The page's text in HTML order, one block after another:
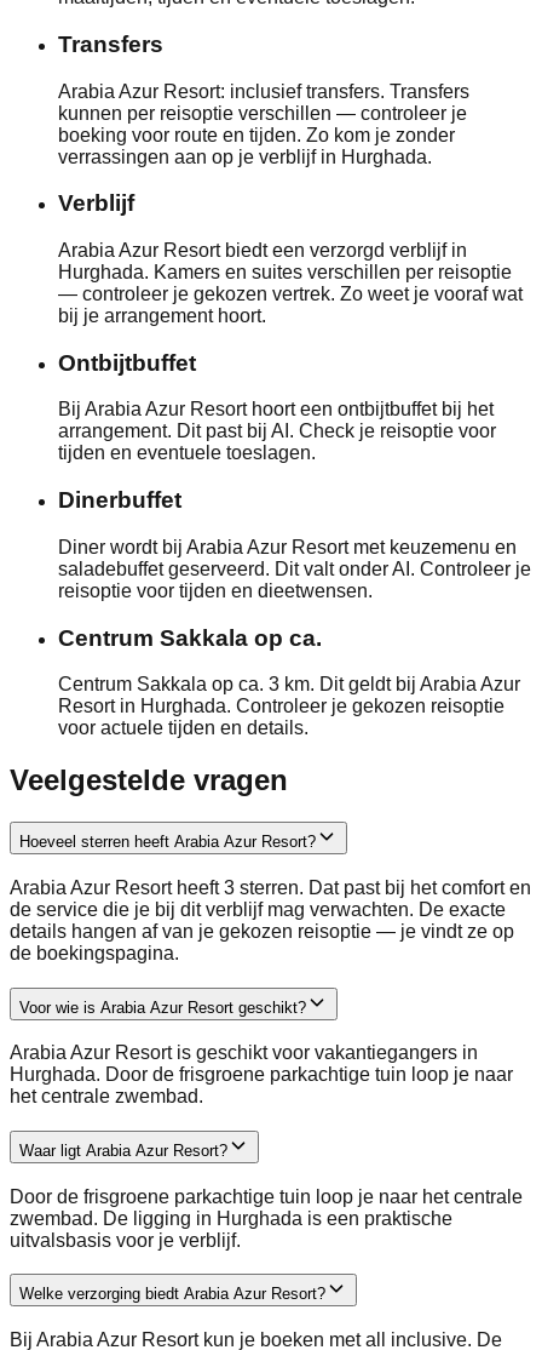
Transfers
Arabia Azur Resort: inclusief transfers. Transfers
kunnen per reisoptie verschillen — controleer je
boeking voor route en tijden. Zo kom je zonder
verrassingen aan op je verblijf in Hurghada.
Verblijf
Arabia Azur Resort biedt een verzorgd verblijf in
Hurghada. Kamers en suites verschillen per reisoptie
— controleer je gekozen vertrek. Zo weet je vooraf wat
bij je arrangement hoort.
Ontbijtbuffet
Bij Arabia Azur Resort hoort een ontbijtbuffet bij het
arrangement. Dit past bij AI. Check je reisoptie voor
tijden en eventuele toeslagen.
Dinerbuffet
Diner wordt bij Arabia Azur Resort met keuzemenu en
saladebuffet geserveerd. Dit valt onder AI. Controleer je
reisoptie voor tijden en dieetwensen.
Centrum Sakkala op ca.
Centrum Sakkala op ca. 3 km. Dit geldt bij Arabia Azur
Resort in Hurghada. Controleer je gekozen reisoptie
voor actuele tijden en details.
Veelgestelde vragen
Hoeveel sterren heeft Arabia Azur Resort?
Arabia Azur Resort heeft 3 sterren. Dat past bij het comfort en
de service die je bij dit verblijf mag verwachten. De exacte
details hangen af van je gekozen reisoptie — je vindt ze op
de boekingspagina.
Voor wie is Arabia Azur Resort geschikt?
Arabia Azur Resort is geschikt voor vakantiegangers in
Hurghada. Door de frisgroene parkachtige tuin loop je naar
het centrale zwembad.
Waar ligt Arabia Azur Resort?
Door de frisgroene parkachtige tuin loop je naar het centrale
zwembad. De ligging in Hurghada is een praktische
uitvalsbasis voor je verblijf.
Welke verzorging biedt Arabia Azur Resort?
Bij Arabia Azur Resort kun je boeken met all inclusive. De